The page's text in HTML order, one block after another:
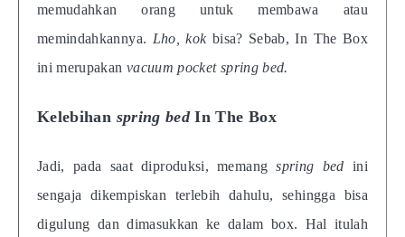
memudahkan orang untuk membawa atau
memindahkannya. Lho, kokbisa? Sebab, In The Box
ini merupakan vacuum pocket spring bed.
Kelebihan spring bedIn The Box
Jadi, pada saat diproduksi, memangspring bed ini
sengaja dikempiskan terlebih dahulu, sehingga bisa
digulung dan dimasukkan ke dalam box. Hal itulah